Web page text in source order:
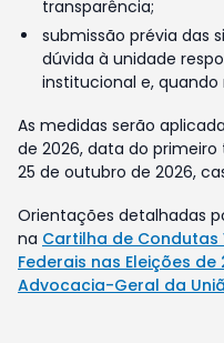
transparência;
submissão prévia das
dúvida à unidade
institucional e, quando
As medidas serão
de 2026, data do
25 de outubro de 2026,
Orientações detalhadas
na Cartilha de Condutas
Federais nas Eleições
Advocacia-Geral da